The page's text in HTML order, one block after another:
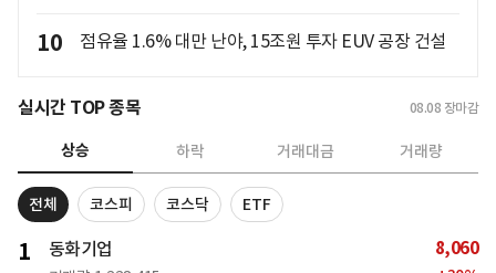
10 점유율 1.6% 대만 난야, 15조원 투자 EUV 공장 건설
실시간 TOP 종목 08.08 장마감
상승 하락 거래대금 거래량
전체 코스피 코스닥 ETF
1 동화기업 8,060